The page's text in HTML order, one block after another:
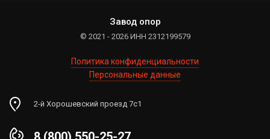
Завод опор
© 2021 - 2026 ИНН 2312199579
Политика конфиденциальности
Персональные данные
2-й Хорошевский проезд 7с1